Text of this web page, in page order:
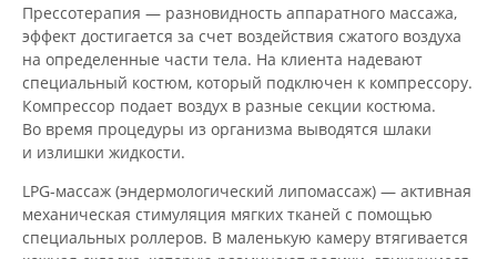
Прессотерапия — разновидность аппаратного массажа,
эффект достигается за счет воздействия сжатого воздуха
на определенные части тела. На клиента надевают
специальный костюм, который подключен к компрессору.
Компрессор подает воздух в разные секции костюма.
Во время процедуры из организма выводятся шлаки
и излишки жидкости.
LPG-массаж (эндермологический липомассаж) — активная
механическая стимуляция мягких тканей с помощью
специальных роллеров. В маленькую камеру втягивается